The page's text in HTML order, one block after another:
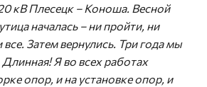
кВ Плесецк – Коноша. Весной
началась – ни пройти, ни
Затем вернулись. Три года мы
Я во всех работах
опор, и на установке опор, и